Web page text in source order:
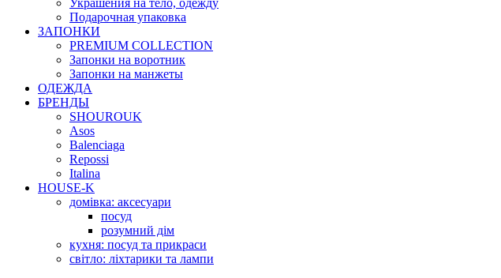
Украшения на тело, одежду
Подарочная упаковка
ЗАПОНКИ
PREMIUM COLLECTION
Запонки на воротник
Запонки на манжеты
ОДЕЖДА
БРЕНДЫ
SHOUROUK
Asos
Balenciaga
Repossi
Italina
HOUSE-K
домівка: аксесуари
посуд
розумний дім
кухня: посуд та прикраси
світло: ліхтарики та лампи